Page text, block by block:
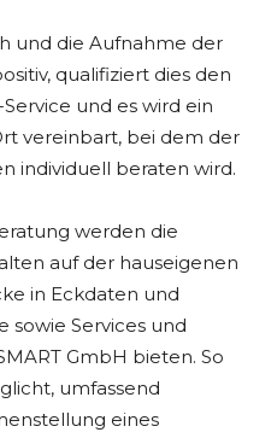
und die Aufnahme der
qualifiziert dies den
und es wird ein
vereinbart, bei dem der
individuell beraten wird.
werden die
auf der hauseigenen
in Eckdaten und
sowie Services und
GmbH bieten. So
umfassend
eines